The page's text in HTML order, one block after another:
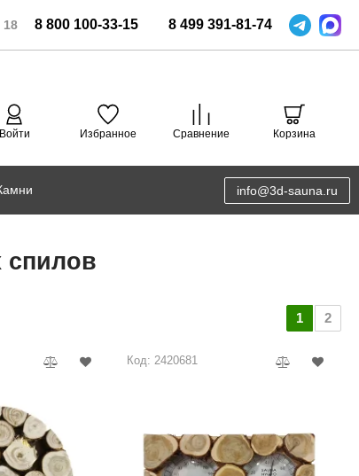
18 8 800 100-33-15 8 499 391-81-74
Войти Избранное Сравнение Корзина
Руспанель
Sangens
info@3d-sauna.ru
спилов
1 2
Код: 2420681